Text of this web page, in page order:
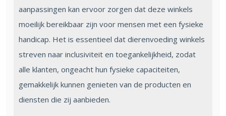
aanpassingen kan ervoor zorgen dat deze winkels
moeilijk bereikbaar zijn voor mensen met een fysieke
handicap. Het is essentieel dat dierenvoeding winkels
streven naar inclusiviteit en toegankelijkheid, zodat
alle klanten, ongeacht hun fysieke capaciteiten,
gemakkelijk kunnen genieten van de producten en
diensten die zij aanbieden.